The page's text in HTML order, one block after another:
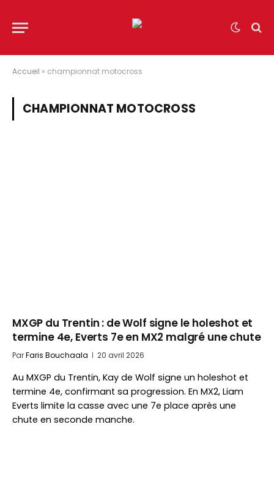
Accueil » championnat motocross
CHAMPIONNAT MOTOCROSS
MXGP du Trentin : de Wolf signe le holeshot et
termine 4e, Everts 7e en MX2 malgré une chute
ParFaris Bouchaala 20 avril 2026
Au MXGP du Trentin, Kay de Wolf signe un holeshot et
termine 4e, confirmant sa progression. En MX2, Liam
Everts limite la casse avec une 7e place après une
chute en seconde manche.